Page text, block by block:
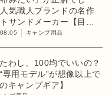
気職人ブランドの名作
サンドメーカー【目利
ャンプギア】
キャンプ用品
わし、100均でいいの？
専用モデル”が想像以上で
キャンプギア】